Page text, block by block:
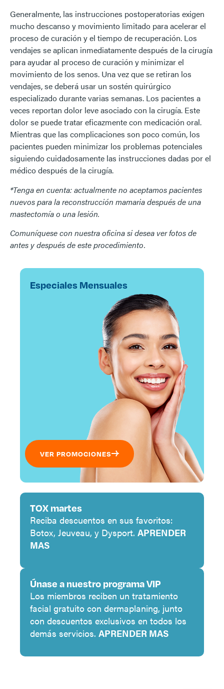
Generalmente, las instrucciones postoperatorias exigen
mucho descanso y movimiento limitado para acelerar el
proceso de curación y el tiempo de recuperación. Los
vendajes se aplican inmediatamente después de la cirugía
para ayudar al proceso de curación y minimizar el
movimiento de los senos. Una vez que se retiran los
vendajes, se deberá usar un sostén quirúrgico
especializado durante varias semanas. Los pacientes a
veces reportan dolor leve asociado con la cirugía. Este
dolor se puede tratar eficazmente con medicación oral.
Mientras que las complicaciones son poco común, los
pacientes pueden minimizar los problemas potenciales
siguiendo cuidadosamente las instrucciones dadas por el
médico después de la cirugía.
*Tenga en cuenta: actualmente no aceptamos pacientes
nuevos para la reconstrucción mamaria después de una
mastectomía o una lesión.
Comuníquese con nuestra oficina si desea ver fotos de
antes y después de este procedimiento.
Especiales Mensuales
VER PROMOCIONES
TOX martes
Reciba descuentos en sus favoritos:
Botox, Jeuveau, y Dysport. APRENDER
MAS
Únase a nuestro programa VIP
Los miembros reciben un tratamiento
facial gratuito con dermaplaning, junto
con descuentos exclusivos en todos los
demás servicios. APRENDER MAS